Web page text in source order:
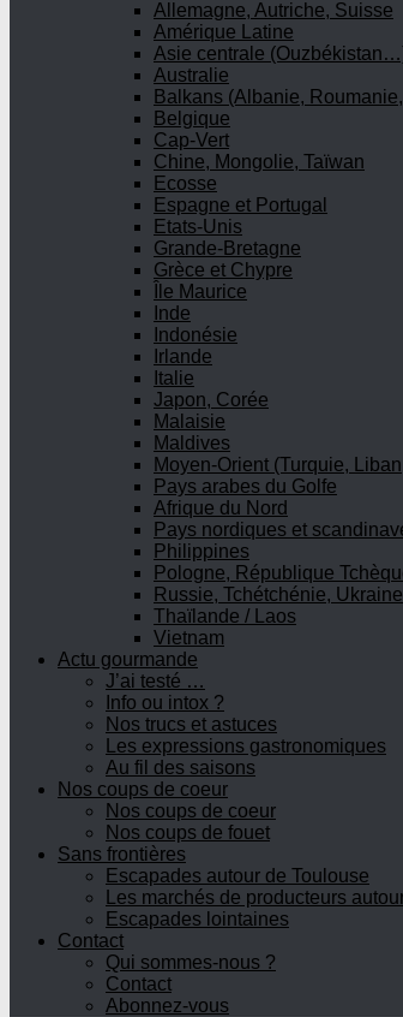
Allemagne, Autriche, Suisse
Amérique Latine
Asie centrale
Australie
Balkans (Albanie,
Belgique
Cap-Vert
Chine, Mongolie, Taïwan
Ecosse
Espagne et Portugal
Etats-Unis
Grande-Bretagne
Grèce et Chypre
Île Maurice
Inde
Indonésie
Irlande
Italie
Japon, Corée
Malaisie
Maldives
Moyen-Orient (Turquie,
Pays arabes du Golfe
Afrique du Nord
Pays nordiques et
Philippines
Pologne, République
Russie, Tchétchénie,
Thaïlande / Laos
Vietnam
Actu gourmande
J’ai testé …
Info ou intox ?
Nos trucs et astuces
Les expressions gastronomiques
Au fil des saisons
Nos coups de coeur
Nos coups de coeur
Nos coups de fouet
Sans frontières
Escapades autour de Toulouse
Les marchés de producteurs
Escapades lointaines
Contact
Qui sommes-nous ?
Contact
Abonnez-vous